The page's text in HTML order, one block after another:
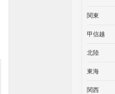
関東
甲信越
北陸
東海
関西